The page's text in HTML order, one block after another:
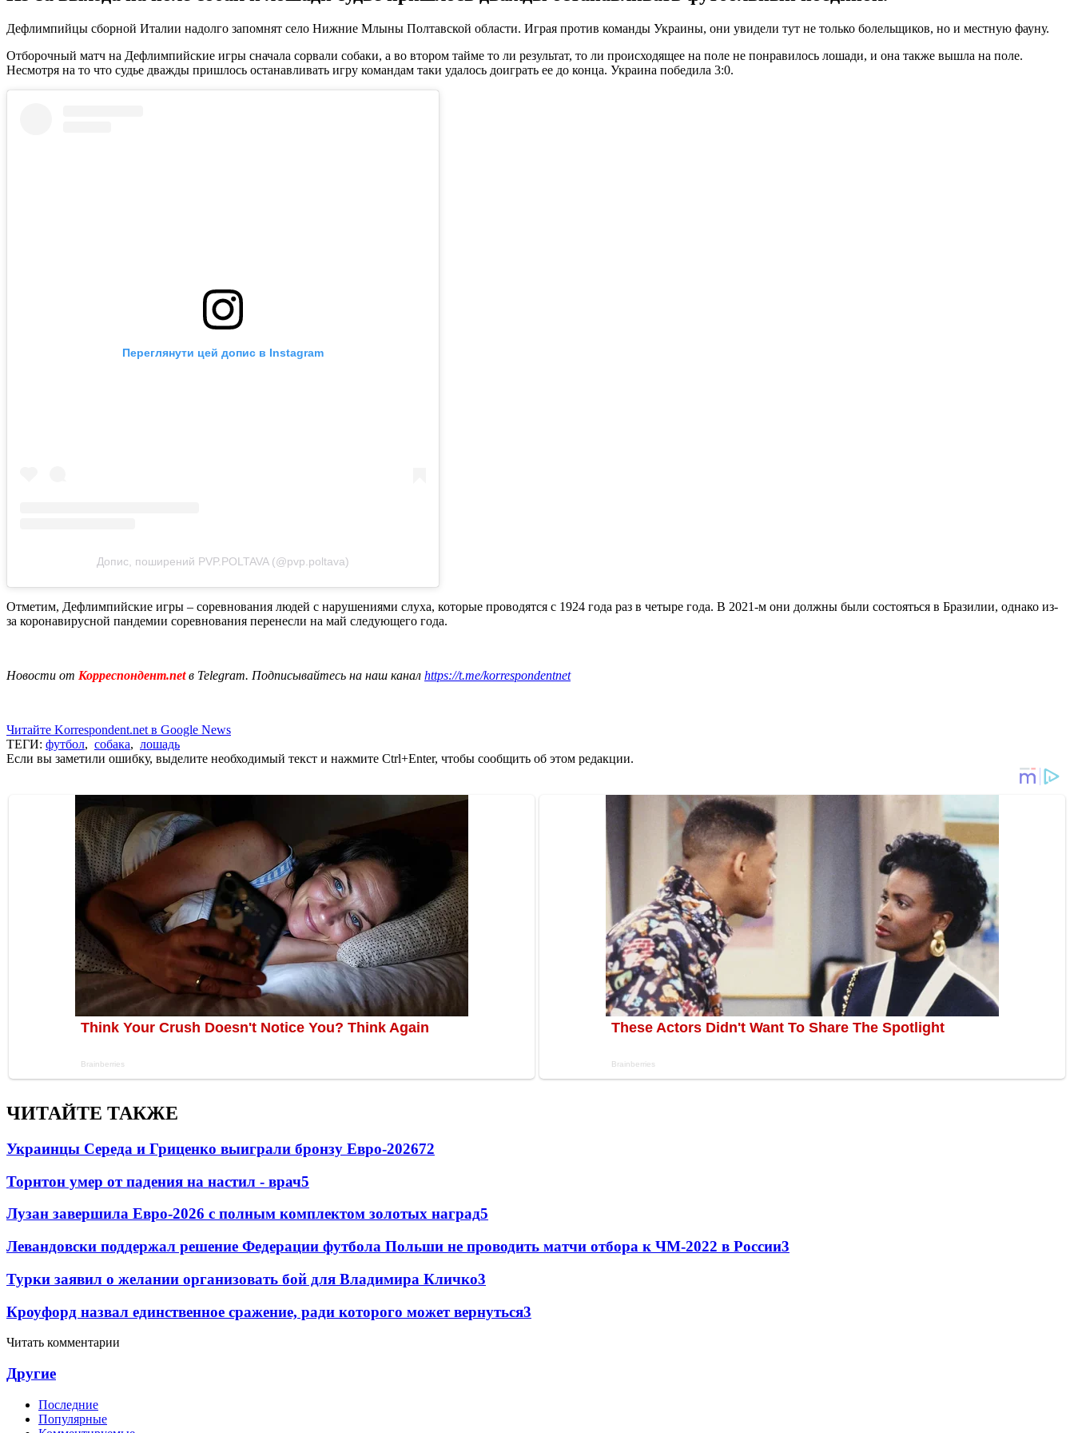
Дефлимпийцы сборной Италии надолго запомнят село Нижние Млыны Полтавской области. Играя против команды Украины, они увидели тут не только болельщиков, но и местную фауну.
Отборочный матч на Дефлимпийские игры сначала сорвали собаки, а во втором тайме то ли результат, то ли происходящее на поле не понравилось лошади, и она также вышла на поле.
Несмотря на то что судье дважды пришлось останавливать игру командам таки удалось доиграть ее до конца. Украина победила 3:0.
Переглянути цей допис в Instagram
Допис, поширений PVP.POLTAVA (@pvp.poltava)
Отметим, Дефлимпийские игры – соревнования людей с нарушениями слуха, которые проводятся с 1924 года раз в четыре года. В 2021-м они должны были состояться в Бразилии, однако из-
за коронавирусной пандемии соревнования перенесли на май следующего года.
Новости от Корреспондент.netв Telegram. Подписывайтесь на наш канал https://t.me/korrespondentnet
Читайте Korrespondent.net в Google News
ТЕГИ: футбол, собака, лошадь
Если вы заметили ошибку, выделите необходимый текст и нажмите Ctrl+Enter, чтобы сообщить об этом редакции.
ЧИТАЙТЕ ТАКЖЕ
Украинцы Середа и Гриценко выиграли бронзу Евро-202672
Торнтон умер от падения на настил - врач5
Лузан завершила Евро-2026 с полным комплектом золотых наград5
Левандовски поддержал решение Федерации футбола Польши не проводить матчи отбора к ЧМ-2022 в России3
Турки заявил о желании организовать бой для Владимира Кличко3
Кроуфорд назвал единственное сражение, ради которого может вернуться3
Читать комментарии
Другие
Последние
Популярные